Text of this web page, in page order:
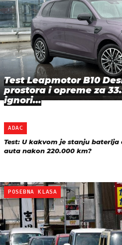
Test Leapmotor B10
prostora i opreme za
ignori…
ADAC
Test: U kakvom je stanju
auta nakon 220.000 km?
POSEBNA KLASA